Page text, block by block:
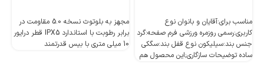
مناسب برای:آقایان و بانوان نوع
کاربری:رسمی روزمره ورزشی فرم صفحه:گرد
جنس بند:سیلیکون نوع قفل بند:سگکی
ساده توضیحات سازگاری;این محصول هم
مجهز به بلوتوث نسخه 5.0 مقاومت در
برابر رطوبت با استاندارد IPX5 قطر درایور
10 میلی متری با بیس قدرتمند